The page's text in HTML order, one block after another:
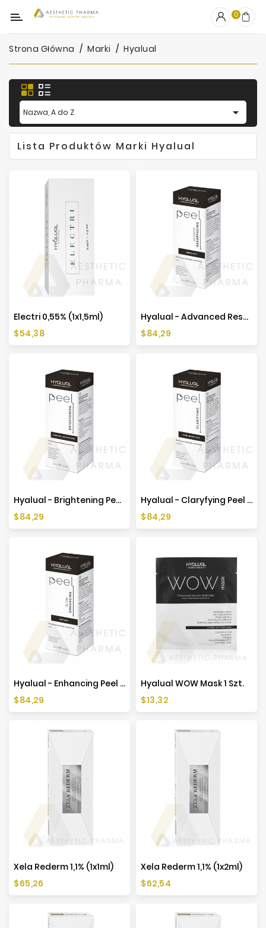
Kategoria
OUTLET
Wypełniacze
Stymulatory
Mezoterapia
Peelingi
Jednorazowe
Producenci
0
Strona Główna Marki Hyalual
Nazwa, A do Z 
Lista Produktów Marki Hyalual
Electri 0,55% (1x1,5ml)
Cena
$54,38
Hyalual - Advanced Resurfacing Peel 50ml
Cena
$84,29
Hyalual - Brightening Peel 50ml
Cena
$84,29
Hyalual - Claryfying Peel 50ml
Cena
$84,29
Hyalual - Enhancing Peel 50ml
Cena
$84,29
Hyalual WOW Mask 1 Szt.
Cena
$13,32
Xela Rederm 1,1% (1x1ml)
Cena
$65,26
Xela Rederm 1,1% (1x2ml)
Cena
$62,54